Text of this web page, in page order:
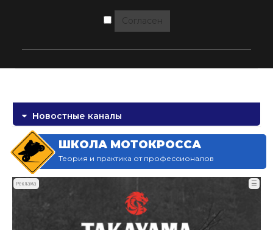
Согласен
Новостные каналы
ШКОЛА МОТОКРОССА
Теория и практика от профессионалов
Реклама ☰